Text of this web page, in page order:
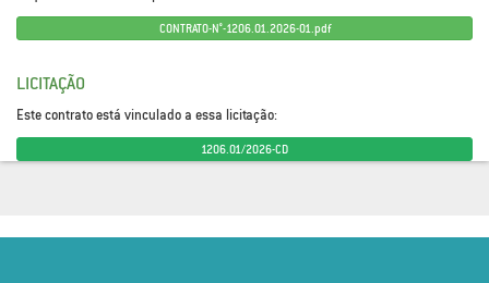
CONTRATO-N°-1206.01.2026-01.pdf
LICITAÇÃO
Este contrato está vinculado a essa licitação:
1206.01/2026-CD